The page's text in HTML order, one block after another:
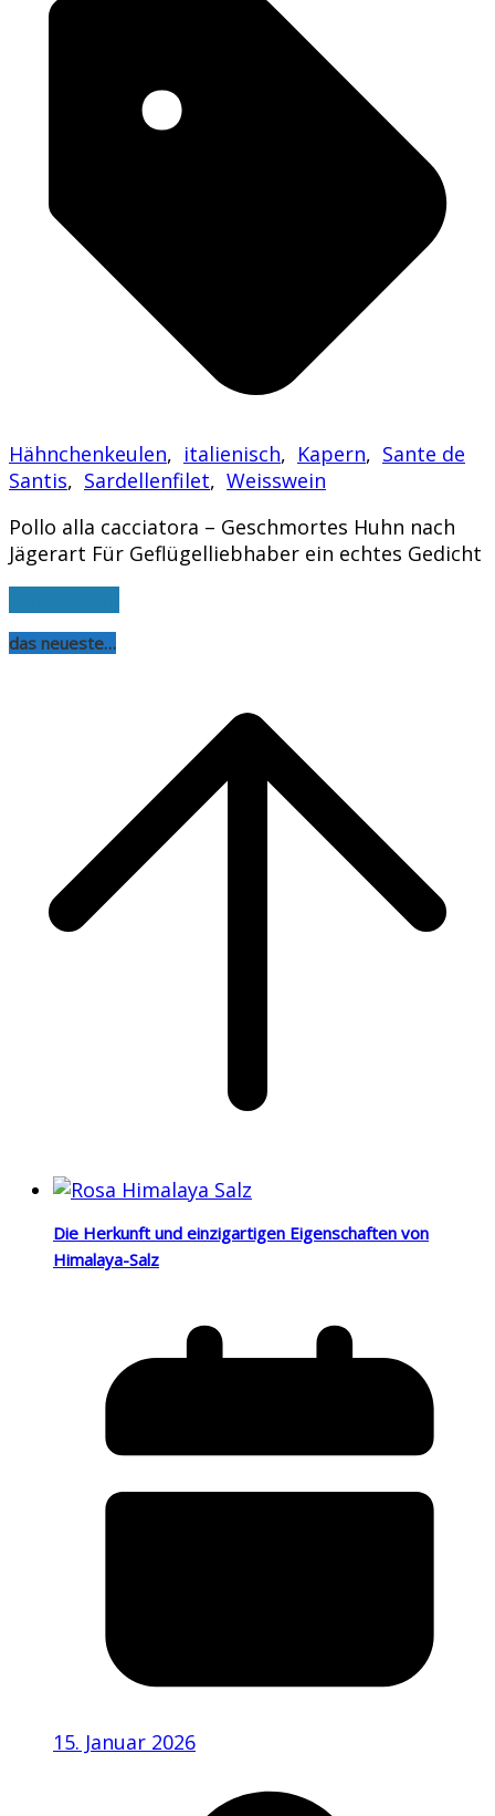
Hähnchenkeulen, italienisch, Kapern, Sante de
Santis, Sardellenfilet, Weisswein
Pollo alla cacciatora – Geschmortes Huhn nach
Jägerart Für Geflügelliebhaber ein echtes Gedicht
das neueste…
Die Herkunft und einzigartigen Eigenschaften von
Himalaya-Salz
15. Januar 2026